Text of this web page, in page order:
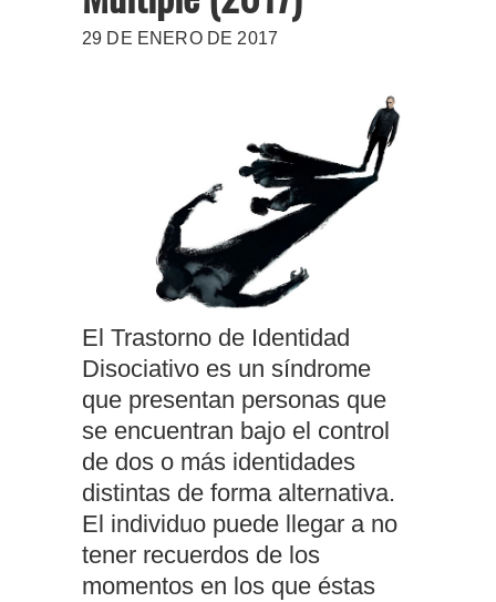
29 DE ENERO DE 2017
El Trastorno de Identidad
Disociativo es un síndrome
que presentan personas que
se encuentran bajo el control
de dos o más identidades
distintas de forma alternativa.
El individuo puede llegar a no
tener recuerdos de los
momentos en los que éstas